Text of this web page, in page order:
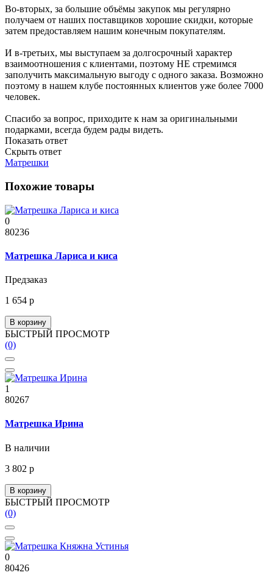
Во-вторых, за большие объёмы закупок мы регулярно
получаем от наших поставщиков хорошие скидки, которые
затем предоставляем нашим конечным покупателям.
И в-третьих, мы выступаем за долгосрочный характер
взаимоотношения с клиентами, поэтому НЕ стремимся
заполучить максимальную выгоду с одного заказа. Возможно
поэтому в нашем клубе постоянных клиентов уже более 7000
человек.
Спасибо за вопрос, приходите к нам за оригинальными
подарками, всегда будем рады видеть.
Показать ответ
Скрыть ответ
Матрешки
Похожие товары
0
80236
Матрешка Лариса и киса
Предзаказ
1 654 р
В корзину
БЫСТРЫЙ ПРОСМОТР
(0)
1
80267
Матрешка Ирина
В наличии
3 802 р
В корзину
БЫСТРЫЙ ПРОСМОТР
(0)
0
80426